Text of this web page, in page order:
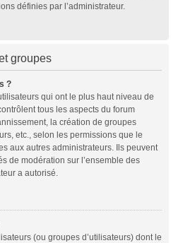
définies par l’administrateur.
groupes
?
qui ont le plus haut niveau de
tous les aspects du forum
la création de groupes
etc., selon les permissions que le
aux autres administrateurs. Ils peuvent
de modération sur l’ensemble des
a autorisé.
(ou groupes d’utilisateurs) dont le